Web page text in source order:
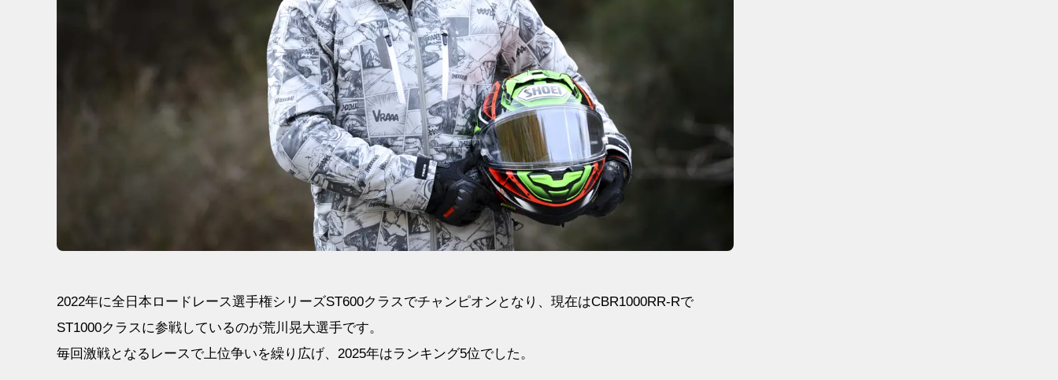
2022年に全日本ロードレース選手権シリーズST600クラスでチャンピオンとなり、現在はCBR1000RR-Rで
ST1000クラスに参戦しているのが荒川晃大選手です。
毎回激戦となるレースで上位争いを繰り広げ、2025年はランキング5位でした。